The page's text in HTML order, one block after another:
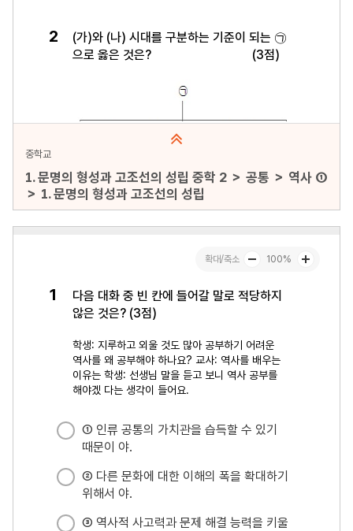
중학교
1. 문명의 형성과 고조선의 성립 중학 2 ＞ 공통 ＞ 역사 ①
＞ 1. 문명의 형성과 고조선의 성립
문항수 : 30문항
미리보기